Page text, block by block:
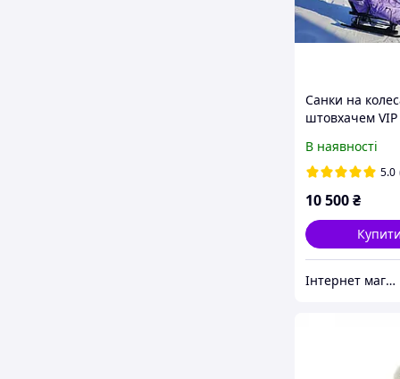
Санки на
штовхачем
7в1 з хутром і
зручними
В наявності
5.0
10 500₴
Інтернет магазин "Vip-Sad"